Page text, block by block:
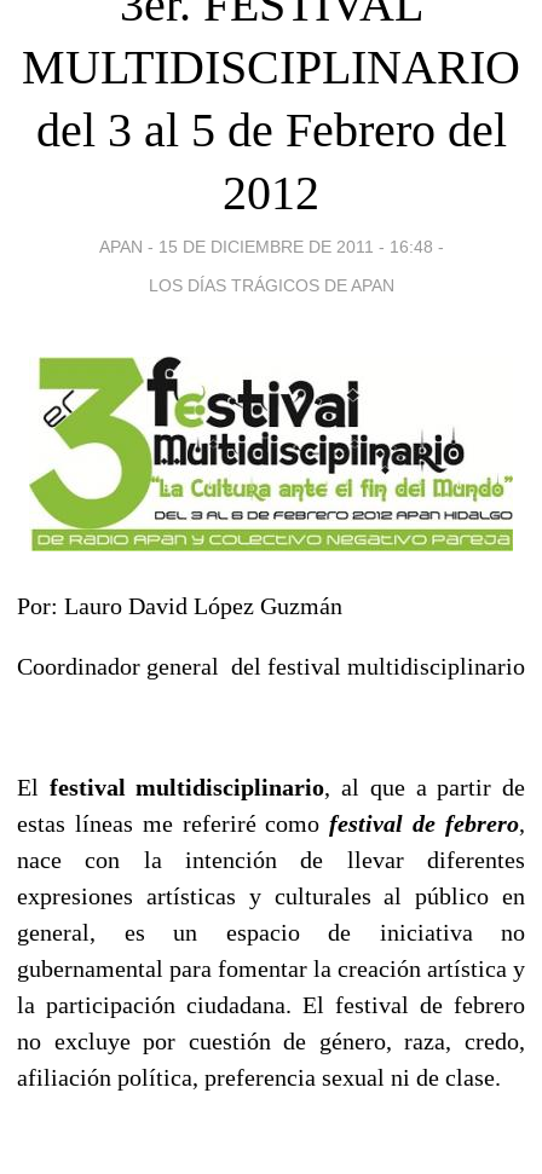
MULTIDISCIPLINARIO
del 3 al 5 de Febrero del
2012
APAN - 15 DE DICIEMBRE DE 2011 - 16:48 -
LOS DÍAS TRÁGICOS DE APAN
Por: Lauro David López Guzmán
Coordinador general del festival multidisciplinario
El festival multidisciplinario, al que a partir de
estas líneas me referiré comofestival de febrero,
nace con la intención de llevar diferentes
expresiones artísticas y culturales al público en
general, es un espacio de iniciativa no
gubernamental para fomentar la creación artística y
la participación ciudadana. El festival de febrero
no excluye por cuestión de género, raza, credo,
afiliación política, preferencia sexual ni de clase.